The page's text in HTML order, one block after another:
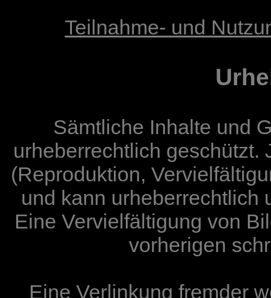
Teilnahme- und
Sämtliche Inhalte und
urheberrechtlich geschützt.
(Reproduktion,
und kann urheberrechtlich
Eine Vervielfältigung von
vorherigen
Eine Verlinkung fremder